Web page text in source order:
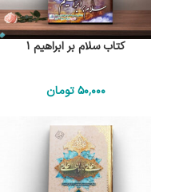
کتاب سلام بر ابراهیم 1
50٬000 تومان